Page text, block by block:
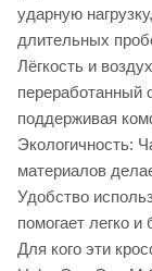
ударную
длительных
Лёгкость и
переработанный
поддерживая
Экологичность:
материалов
Удобство
помогает легко
Для кого эти